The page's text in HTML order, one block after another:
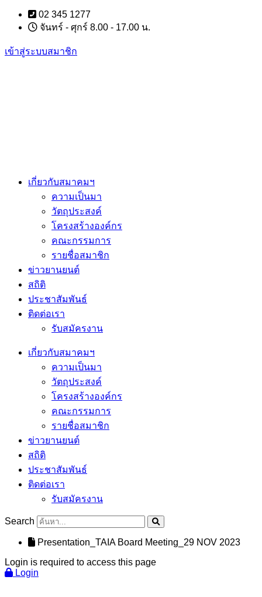
Skip
content
02 345 1277
จันทร์ - ศุกร์ 8.00 - 17.00 น.
เข้าสู่ระบบสมาชิก
เกี่ยวกับสมาคมฯ
ความเป็นมา
วัตถุประสงค์
โครงสร้างองค์กร
คณะกรรมการ
รายชื่อสมาชิก
ข่าวยานยนต์
สถิติ
ประชาสัมพันธ์
ติดต่อเรา
รับสมัครงาน
เกี่ยวกับสมาคมฯ
ความเป็นมา
วัตถุประสงค์
โครงสร้างองค์กร
คณะกรรมการ
รายชื่อสมาชิก
ข่าวยานยนต์
สถิติ
ประชาสัมพันธ์
ติดต่อเรา
รับสมัครงาน
Search
Presentation_TAIA Board Meeting_29 NOV 2023
Login is required to access this page
Login